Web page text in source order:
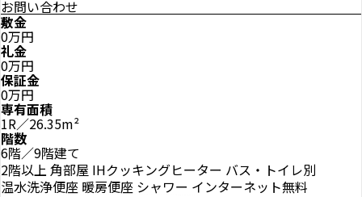
お問い合わせ
敷金
0万円
礼金
0万円
保証金
0万円
専有面積
1R／26.35m²
階数
6階／9階建て
2階以上 角部屋 IHクッキングヒーター バス・トイレ別
温水洗浄便座 暖房便座 シャワー インターネット無料